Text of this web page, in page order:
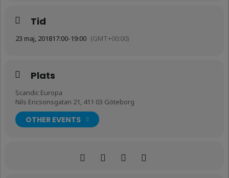
Tid
23 maj, 201817:00-19:00 (GMT+00:00)
Plats
Scandic Europa
Nils Ericsonsgatan 21, 411 03 Göteborg
OTHER EVENTS